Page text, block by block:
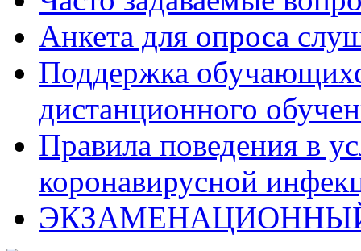
Анкета для опроса
Поддержка
дистанционного
Правила поведения в
коронавирусной
ЭКЗАМЕНАЦИОННЫЙ